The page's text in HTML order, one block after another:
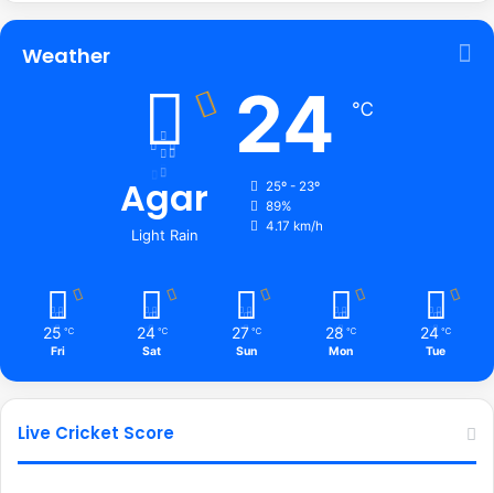
Weather
Agar
Light Rain
24 ℃
25º - 23º
89%
4.17 km/h
25 ℃
Fri
24 ℃
Sat
27 ℃
Sun
28 ℃
Mon
24 ℃
Tue
Live Cricket Score